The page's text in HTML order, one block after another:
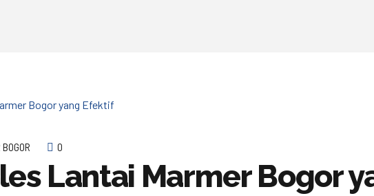
0
Lantai Marmer Bogor